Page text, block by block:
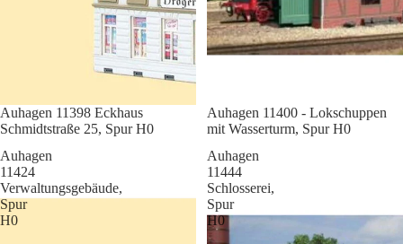
Sale
Auhagen 11398 Eckhaus
Schmidtstraße 25, Spur H0
Sale
Auhagen 11400 - Lokschuppen
mit Wasserturm, Spur H0
Auhagen
11424
Verwaltungsgebäude,
Spur
H0
Auhagen
11444
Schlosserei,
Spur
H0